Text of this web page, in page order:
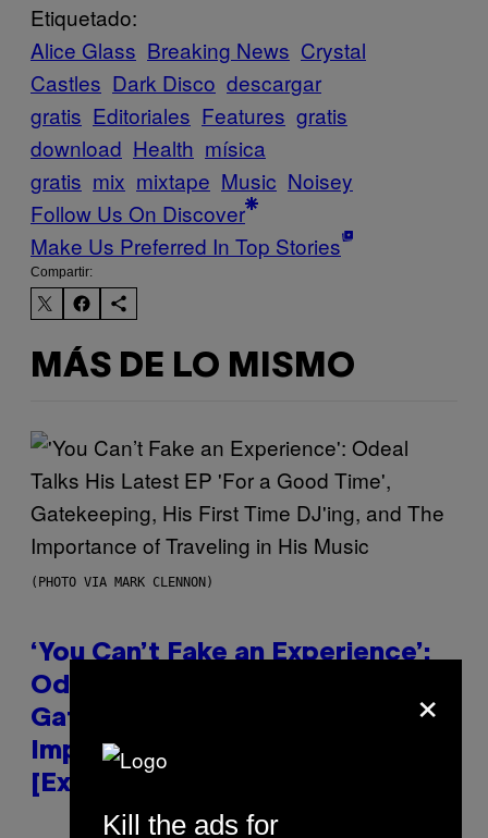
Etiquetado:
Alice Glass Breaking News Crystal
Castles Dark Disco descargar
gratis Editoriales Features gratis
download Health mísica
gratis mix mixtape Music Noisey
Follow Us On Discover
Make Us Preferred In Top Stories
Compartir:
MÁS DE LO MISMO
(PHOTO VIA MARK CLENNON)
‘You Can’t Fake an Experience’:
Odeal Talks His New EP,
Gatekeeping, and the
Importance of Traveling
[Exclusive]
×
Kill the ads for